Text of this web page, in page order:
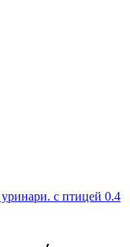
с птицей 0.4